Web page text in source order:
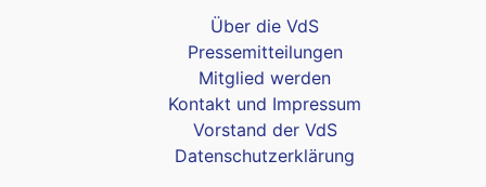
Über die VdS
Pressemitteilungen
Mitglied werden
Kontakt und Impressum
Vorstand der VdS
Datenschutzerklärung